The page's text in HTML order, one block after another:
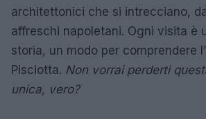
architettonici che si intrecciano,
affreschi napoletani. Ogni visita è
storia, un modo per comprendere
Pisciotta. Non vorrai perderti
unica, vero?